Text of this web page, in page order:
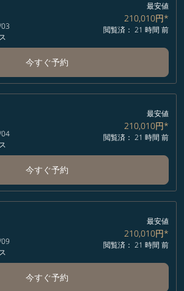
最安値
210,010円*
閲覧済： 21 時間 前
今すぐ予約
最安値
210,010円*
閲覧済： 21 時間 前
今すぐ予約
最安値
210,010円*
閲覧済： 21 時間 前
今すぐ予約